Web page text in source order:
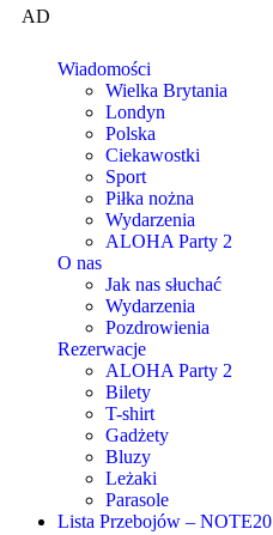
AD
Wiadomości
Wielka Brytania
Londyn
Polska
Ciekawostki
Sport
Piłka nożna
Wydarzenia
ALOHA Party 2
O nas
Jak nas słuchać
Wydarzenia
Pozdrowienia
Rezerwacje
ALOHA Party 2
Bilety
T-shirt
Gadżety
Bluzy
Leżaki
Parasole
Lista Przebojów – NOTE20